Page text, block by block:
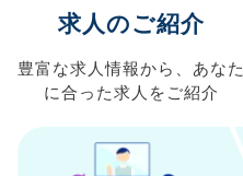
求人のご紹介
豊富な求人情報から、 あなた
に合った求人を ご紹介